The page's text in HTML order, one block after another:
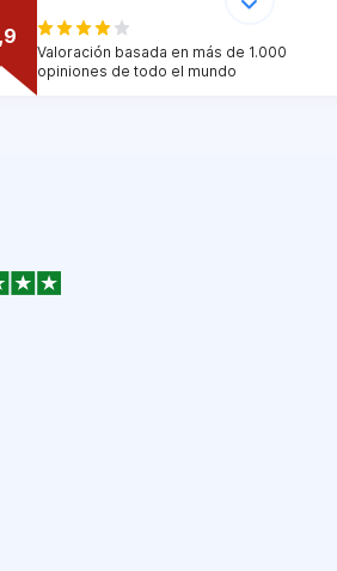
Valoración basada en más de 1.000
opiniones de todo el mundo